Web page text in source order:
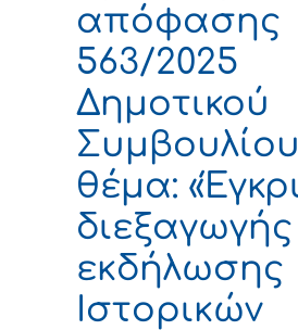
απόφασης
563/2025
Δημοτικού
θέμα:
διεξαγωγής
εκδήλωσης
Ιστορικών